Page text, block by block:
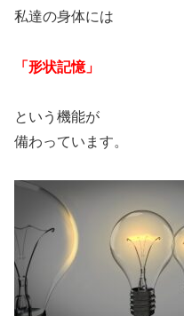
私達の身体には
「形状記憶」
という機能が
備わっています。